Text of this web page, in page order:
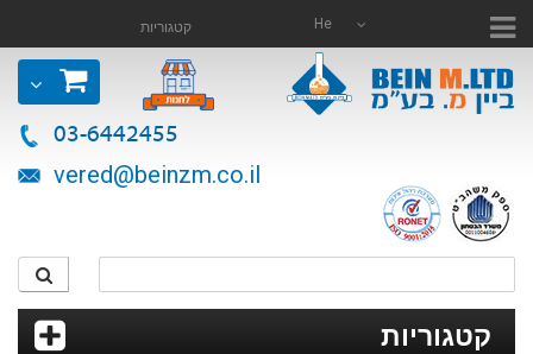
He קטגוריות
03-6442455
vered@beinzm.co.il
קטגוריות